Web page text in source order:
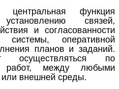
функция
связей,
и согласованности
системы, оперативной
планов и заданий.
осуществляться по
работ, между любыми
внешней среды.